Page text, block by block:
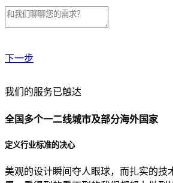
下一步
贵公司预算范围是？
贵公司的团队规模是？
我们的服务已触达
全国多个一二线城市及部分海外国家
定义行业标准的决心
美观的设计瞬间夺人眼球，而扎实的技